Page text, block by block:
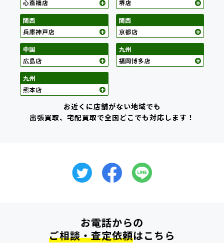
お近くに店舗がない地域でも
出張買取、宅配買取で全国どこでも対応します！
お電話からの
ご相談・査定依頼はこちら